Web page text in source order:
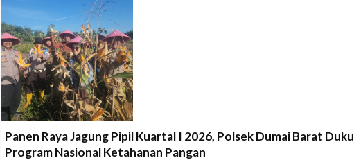
Panen Raya Jagung Pipil Kuartal I 2026, Polsek Dumai Barat
Program Nasional Ketahanan Pangan